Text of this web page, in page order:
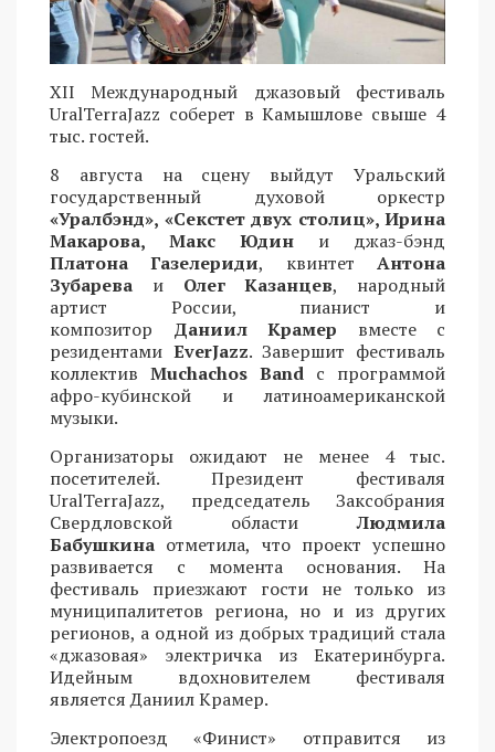
XII Международный джазовый фестиваль
UralTerraJazz соберет в Камышлове свыше 4
тыс. гостей.
8 августа на сцену выйдут Уральский
государственный духовой оркестр
«Уралбэнд», «Секстет двух столиц», Ирина
Макарова, Макс Юдин и джаз-бэнд
Платона Газелериди, квинтетАнтона
Зубарева и Олег Казанцев, народный
артист России, пианист и
композитор Даниил Крамер вместе с
резидентами EverJazz. Завершит фестиваль
коллектив Muchachos Band с программой
афро-кубинской и латиноамериканской
музыки.
Организаторы ожидают не менее 4 тыс.
посетителей. Президент фестиваля
UralTerraJazz, председатель Заксобрания
Свердловской областиЛюдмила
Бабушкина отметила, что проект успешно
развивается с момента основания. На
фестиваль приезжают гости не только из
муниципалитетов региона, но и из других
регионов, а одной из добрых традиций стала
«джазовая» электричка из Екатеринбурга.
Идейным вдохновителем фестиваля
является Даниил Крамер.
Электропоезд «Финист» отправится из